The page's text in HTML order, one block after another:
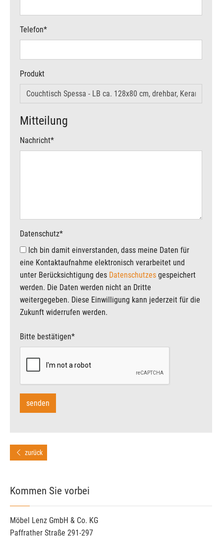
Telefon*
Produkt
Mitteilung
Nachricht*
Datenschutz*
eine Kontaktaufnahme elektronisch verarbeitet und
unter Berücksichtigung des Datenschutzes gespeichert
werden. Die Daten werden nicht an Dritte
weitergegeben. Diese Einwilligung kann jederzeit für die
Zukunft widerrufen werden.
Bitte bestätigen*
zurück
Kommen Sie vorbei
Möbel Lenz GmbH & Co. KG
Paffrather Straße 291-297